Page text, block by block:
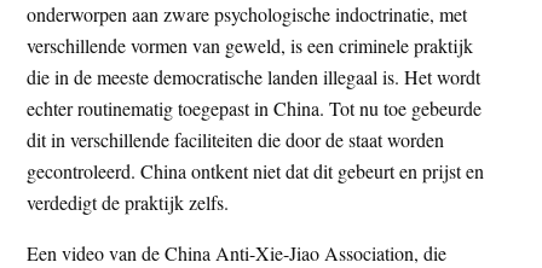
onderworpen aan zware psychologische indoctrinatie, met
verschillende vormen van geweld, is een criminele praktijk
die in de meeste democratische landen illegaal is. Het wordt
echter routinematig toegepast in China. Tot nu toe gebeurde
dit in verschillende faciliteiten die door de staat worden
gecontroleerd. China ontkent niet dat dit gebeurt en prijst en
verdedigt de praktijk zelfs.
Een video van de China Anti-Xie-Jiao Association, die